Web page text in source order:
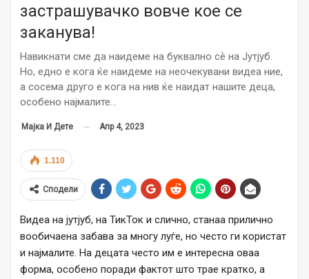
застрашувачко вовче кое се
заканува!
Навикнати сме да наидеме на буквално сѐ на Јутјуб.
Но, едно е кога ќе наидеме на неочекувани видеа ние,
а сосема друго е кога на нив ќе наидат нашите деца,
особено најмалите…
Мајка И Дете Апр 4, 2023
1.110
Сподели
Видеа на јутјуб, на ТикТок и слично, станаа прилично
вообичаена забава за многу луѓе, но често ги користат
и најмалите. На децата често им е интересна оваа
форма, особено поради фактот што трае кратко, а